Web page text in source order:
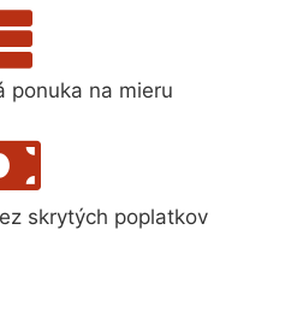
ponuka na mieru
skrytých poplatkov